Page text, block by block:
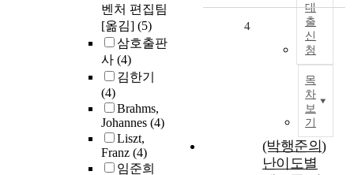
벤처 편집팀
[옮김] (5)
삼호출판
사 (4)
김한기
(4)
Brahms,
Johannes (4)
Liszt,
Franz (4)
임준희
대
출
신
청
목
차
보
기
4
(박행준의)
난이도별